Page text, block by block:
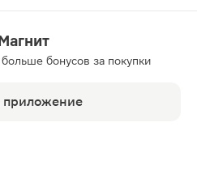
бонусов за покупки
приложение